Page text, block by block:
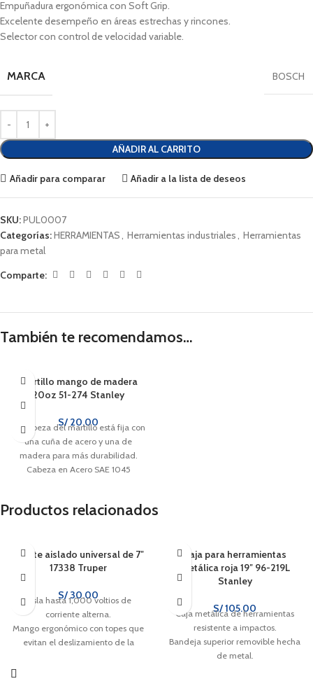
Empuñadura ergonómica con Soft Grip.
Excelente desempeño en áreas estrechas y rincones.
Selector con control de velocidad variable.
MARCA BOSCH
AÑADIR AL CARRITO
Añadir para comparar Añadir a la lista de deseos
SKU:PUL0007
Categorías:HERRAMIENTAS, Herramientas industriales, Herramientas
para metal
Comparte:
También te recomendamos…
Martillo mango de madera
20oz 51-274 Stanley
S/ 20.00
La cabeza del martillo está fija con
una cuña de acero y una de
madera para más durabilidad.
Cabeza en Acero SAE 1045
protección al golpear.
Productos relacionados
Alicate aislado universal de 7″
17338 Truper
S/30.00
Aísla hasta 1,000 voltios de
corriente alterna.
Mango ergonómico con topes que
evitan el deslizamiento de la
Caja para herramientas
metálica roja 19″ 96-219L
Stanley
S/105.00
Caja metálica de herramientas
resistente a impactos.
Bandeja superior removible hecha
de metal.